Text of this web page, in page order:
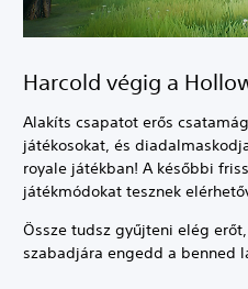
Harcold végig a
Alakíts csapatot erős
játékosokat, és
royale játékban! A későbbi
játékmódokat tesznek
Össze tudsz gyűjteni elég
szabadjára engedd a benned